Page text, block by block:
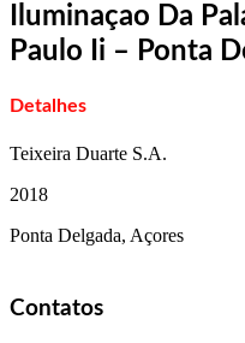
Iluminaçao Da
Paulo Ii – Ponta
Detalhes
Teixeira Duarte S.A.
2018
Ponta Delgada, Açores
Contatos